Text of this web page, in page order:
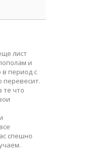
лист
и
в период с
перевесит.
те что
спешно